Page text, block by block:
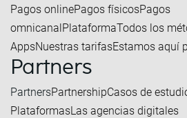
Pagos onlinePagos físicosPagos
omnicanalPlataformaTodos los
AppsNuestras tarifasEstamos aquí
Partners
PartnersPartnershipCasos de
PlataformasLas agencias digitales